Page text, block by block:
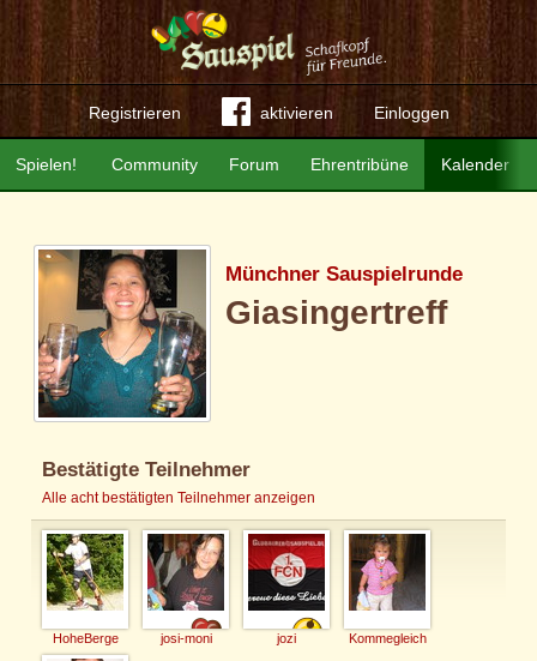
Registrieren aktivieren Einloggen
Community Forum Ehrentribüne Kalender
Spielen!
Münchner Sauspielrunde
Giasingertreff
Bestätigte Teilnehmer
Alle acht bestätigten Teilnehmer anzeigen
HoheBerge josi-moni jozi Kommegleich